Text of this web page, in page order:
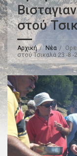
στού
Αρχική Νέα
στού Τσικαλά 23 -8 -